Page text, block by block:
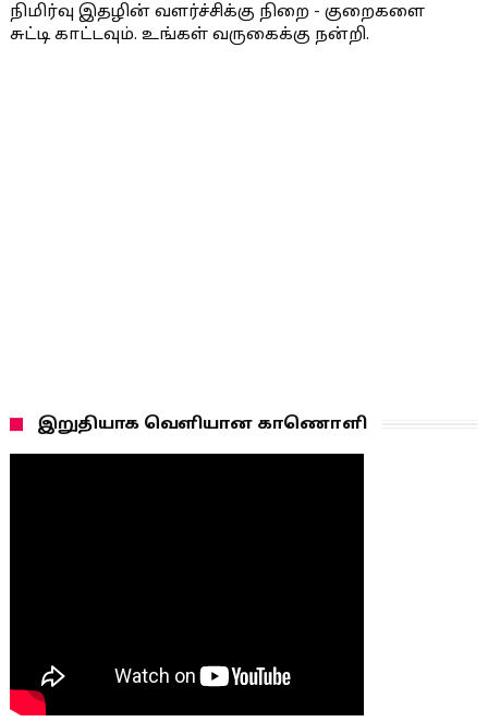
நிமிர்வு இதழின் வளர்ச்சிக்கு நிறை - குறைகளை
சுட்டி காட்டவும். உங்கள் வருகைக்கு நன்றி.
இறுதியாக வெளியான காணொளி